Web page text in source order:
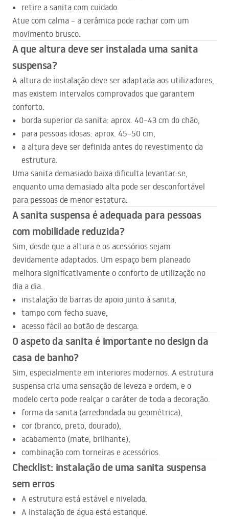
retire a sanita com cuidado.
Atue com calma – a cerâmica pode rachar com um
movimento brusco.
A que altura deve ser instalada uma sanita
suspensa?
A altura de instalação deve ser adaptada aos utilizadores,
mas existem intervalos comprovados que garantem
conforto.
borda superior da sanita: aprox. 40–43 cm do chão,
para pessoas idosas: aprox. 45–50 cm,
a altura deve ser definida antes do revestimento da
estrutura.
Uma sanita demasiado baixa dificulta levantar-se,
enquanto uma demasiado alta pode ser desconfortável
para pessoas de menor estatura.
A sanita suspensa é adequada para pessoas
com mobilidade reduzida?
Sim, desde que a altura e os acessórios sejam
devidamente adaptados. Um espaço bem planeado
melhora significativamente o conforto de utilização no
dia a dia.
instalação de barras de apoio junto à sanita,
tampo com fecho suave,
acesso fácil ao botão de descarga.
O aspeto da sanita é importante no design da
casa de banho?
Sim, especialmente em interiores modernos. A estrutura
suspensa cria uma sensação de leveza e ordem, e o
modelo certo pode realçar o caráter de toda a decoração.
forma da sanita (arredondada ou geométrica),
cor (branco, preto, dourado),
acabamento (mate, brilhante),
combinação com torneiras e acessórios.
Checklist: instalação de uma sanita suspensa
sem erros
A estrutura está estável e nivelada.
A instalação de água está estanque.